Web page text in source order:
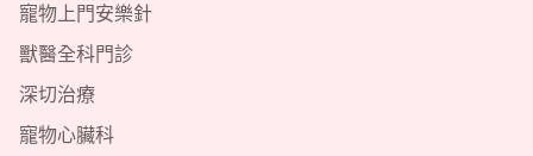
寵物上門安樂針
獸醫全科門診
深切治療
寵物心臟科